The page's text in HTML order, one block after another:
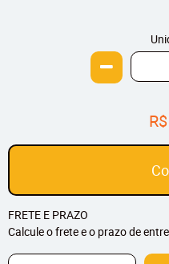
FRETE E PRAZO
Calcule o frete e o prazo de